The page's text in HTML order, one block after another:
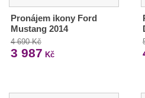
Pronájem ikony Ford
Mustang 2014
4 690 Kč
3 987 Kč